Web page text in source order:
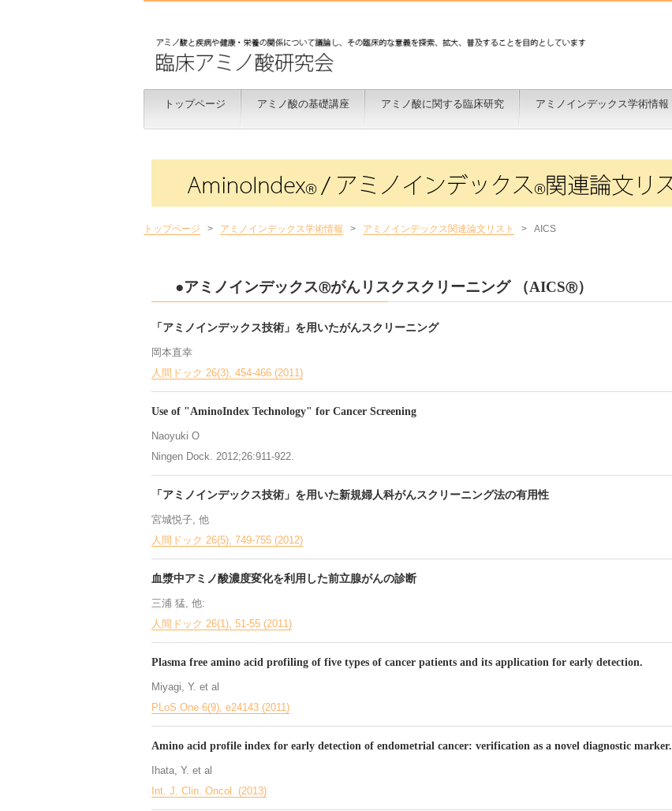
トップページ アミノ酸の基礎講座 アミノ酸に関する臨床研究 アミノインデックス学術情報
トップページ > アミノインデックス学術情報 > アミノインデックス関連論文リスト > AICS
●アミノインデックスⓇがんリスクスクリーニング （AICSⓇ）
「アミノインデックス技術」を用いたがんスクリーニング
岡本直幸
人間ドック 26(3), 454-466 (2011)
Use of "AminoIndex Technology" for Cancer Screening
Naoyuki O
Ningen Dock. 2012;26:911-922.
「アミノインデックス技術」を用いた新規婦人科がんスクリーニング法の有用性
宮城悦子, 他
人間ドック 26(5), 749-755 (2012)
血漿中アミノ酸濃度変化を利用した前立腺がんの診断
三浦 猛, 他:
人間ドック 26(1), 51-55 (2011)
Plasma free amino acid profiling of five types of cancer patients and its application for early detection.
Miyagi, Y. et al
PLoS One 6(9), e24143 (2011)
Amino acid profile index for early detection of endometrial cancer: verification as a novel diagnostic marker.
Ihata, Y. et al
Int. J. Clin. Oncol. (2013)